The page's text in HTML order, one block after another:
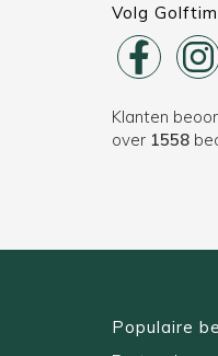
Volg
Klanten
over 1558
Populaire